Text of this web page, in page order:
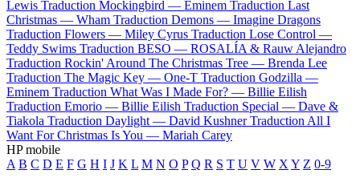
Lewis Traduction Mockingbird — Eminem Traduction Last
Christmas — Wham Traduction Demons — Imagine Dragons
Traduction Flowers — Miley Cyrus Traduction Lose Control —
Teddy Swims Traduction BESO — ROSALÍA & Rauw Alejandro
Traduction Rockin' Around The Christmas Tree — Brenda Lee
Traduction The Magic Key — One-T Traduction Godzilla —
Eminem Traduction What Was I Made For? — Billie Eilish
Traduction Emorio — Billie Eilish Traduction Special — Dave &
Tiakola Traduction Daylight — David Kushner Traduction All I
Want For Christmas Is You — Mariah Carey
HP mobile
A B C D E F G H I J K L M N O P Q R S T U V W X Y Z 0-9